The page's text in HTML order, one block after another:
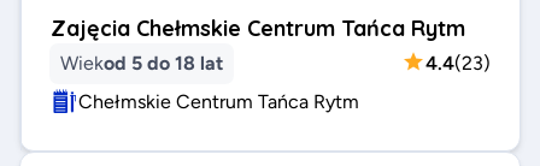
Zajęcia Chełmskie Centrum Tańca Rytm
Wiekod 5 do 18 lat 4.4(23)
Chełmskie Centrum Tańca Rytm